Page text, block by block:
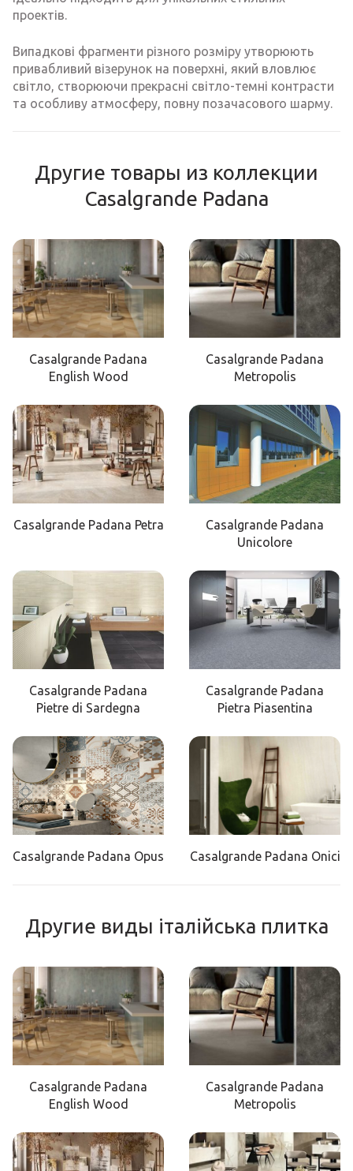
проектів.
Випадкові фрагменти різного розміру утворюють
привабливий візерунок на поверхні, який вловлює
світло, створюючи прекрасні світло-темні контрасти
та особливу атмосферу, повну позачасового шарму.
Другие товары из коллекции
Casalgrande Padana
Casalgrande Padana
English Wood
Casalgrande Padana
Metropolis
Casalgrande Padana Petra
Casalgrande Padana
Unicolore
Casalgrande Padana
Pietre di Sardegna
Casalgrande Padana
Pietra Piasentina
Casalgrande Padana Opus Casalgrande Padana Onici
Другие виды італійська плитка
Casalgrande Padana
English Wood
Casalgrande Padana
Metropolis